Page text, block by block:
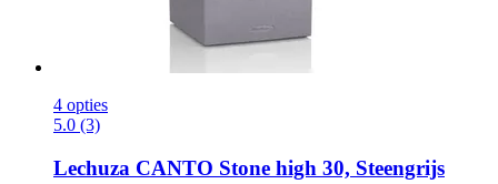
4 opties
5.0 (3)
Lechuza CANTO Stone high 30, Steengrijs